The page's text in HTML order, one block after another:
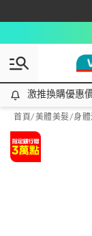
激推換購優惠價！
激推換購優惠
首頁/美體美髮/身體